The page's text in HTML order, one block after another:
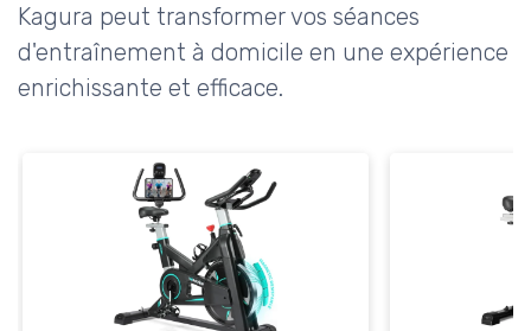
Kagura peut transformer vos séances
d'entraînement à domicile en une expérience
enrichissante et efficace.